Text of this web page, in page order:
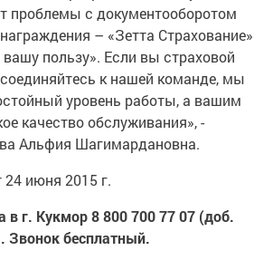
проблемы с документооборотом
– «Зетта Страхование»
пользу». Если вы страховой
к нашей команде, мы
уровень работы, а вашим
качество обслуживания», -
Альфия Шагимардановна.
июня 2015 г.
в г. Кукмор 8 800 700 77 07 (доб.
Звонок бесплатный.